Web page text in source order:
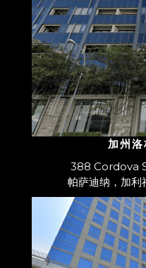
加州
388 Cordova
帕萨迪纳，加利